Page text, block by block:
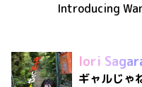
Introducing
Iori
ギャルじゃ